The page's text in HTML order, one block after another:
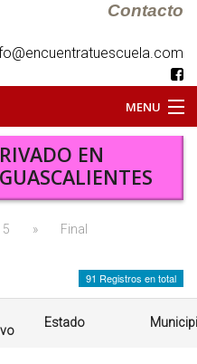
Contacto
MENU
EN
5 » Final
91 Registros en total
Estado